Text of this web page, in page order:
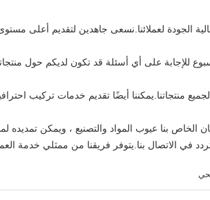
الجودة لعملائنا.نسعى جاهدين لتقديم أعلى
لدينا على مدار 24 ساعة في اليوم ، 7 أيام في الأسبوع للإجابة على أي أسئلة قد
منتجاتنا.يمكننا أيضًا تقديم خدمات تركيب
بنا عيوب المواد والتصنيع ، ويمكن تمديده
في الاتصال بنا.يتوفر فريقنا من ممثلي خدمة